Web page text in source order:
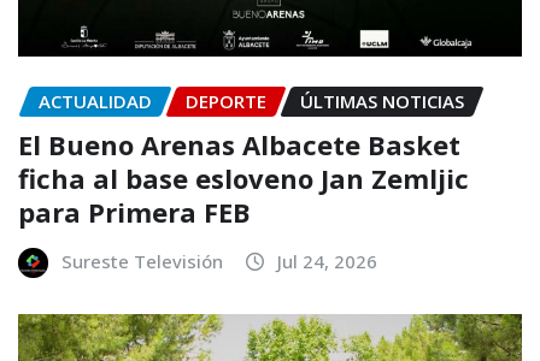
ACTUALIDAD DEPORTE ÚLTIMAS NOTICIAS
El Bueno Arenas Albacete Basket
ficha al base esloveno Jan Zemljic
para Primera FEB
Sureste Televisión Jul 24, 2026